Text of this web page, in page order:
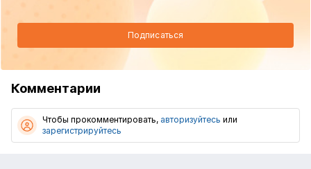
Подписаться
Комментарии
Чтобы прокомментировать, авторизуйтесь или
зарегистрируйтесь